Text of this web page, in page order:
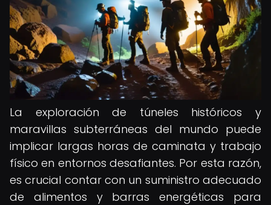
La exploración de túneles históricos y
maravillas subterráneas del mundo puede
implicar largas horas de caminata y trabajo
físico en entornos desafiantes. Por esta razón,
es crucial contar con un suministro adecuado
de alimentos y barras energéticas para